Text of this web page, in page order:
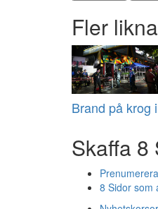
Fler
Brand på krog
Skaffa 8
8 Sidor som